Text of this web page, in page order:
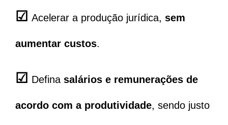
☑ Acelerar a produção jurídica, sem
aumentar custos.
☑ Defina salários e remunerações de
acordo com a produtividade, sendo justo